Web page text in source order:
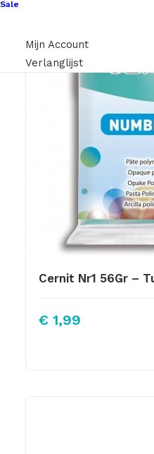
Sale
Mijn Account
Verlanglijst
Cernit Nr1 56Gr –
€ 1,99